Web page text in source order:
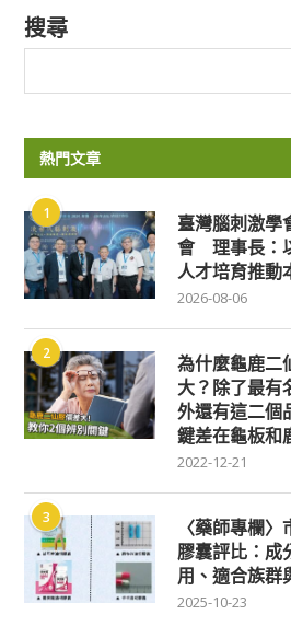
搜尋
熱門文章
1
臺灣腦刺激學
會 理事長：
人才培育推動
2026-08-06
2
為什麼龜鹿二
大？除了最有
外還有這二個
鍵差在龜板和
2022-12-21
3
〈藥師專欄
膠囊評比：成
用、適合族群
2025-10-23